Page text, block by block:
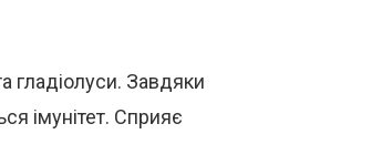
гладіолуси. Завдяки
імунітет. Сприяє